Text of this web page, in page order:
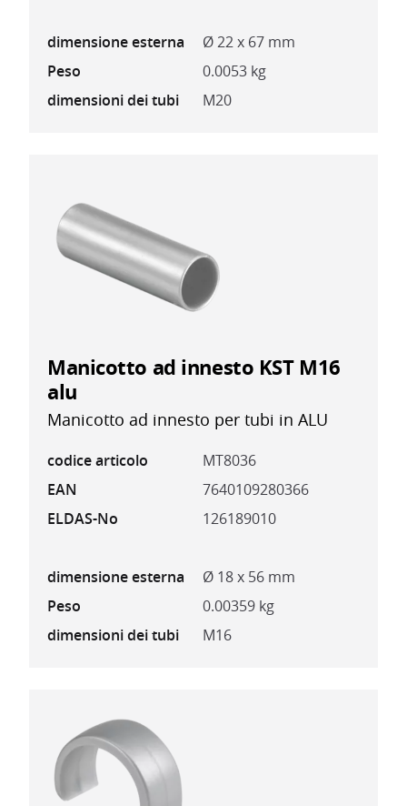
dimensione esterna
Ø 22 x 67 mm
Peso
0.0053 kg
dimensioni dei tubi
M20
Manicotto ad innesto KST M16
alu
Manicotto ad innesto per tubi in ALU
codice articolo
MT8036
EAN
7640109280366
ELDAS-No
126189010
dimensione esterna
Ø 18 x 56 mm
Peso
0.00359 kg
dimensioni dei tubi
M16